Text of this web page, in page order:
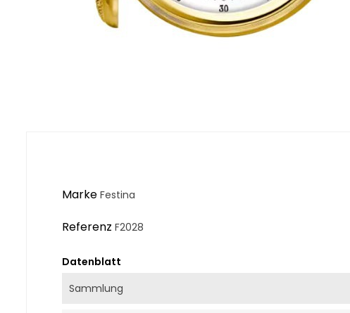
Marke Festina
Referenz F2028
Datenblatt
Sammlung